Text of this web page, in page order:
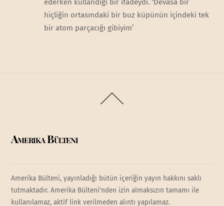
ederken kullandığı bir ifadeydi. ‘Devasa bir
hiçliğin ortasındaki bir buz küpünün içindeki tek
bir atom parçacığı gibiyim’
To
Amerika Bülteni
Amerika Bülteni, yayınladığı bütün içeriğin yayın hakkını saklı
tutmaktadır. Amerika Bülteni'nden izin almaksızın tamamı ile
kullanılamaz, aktif link verilmeden alıntı yapılamaz.